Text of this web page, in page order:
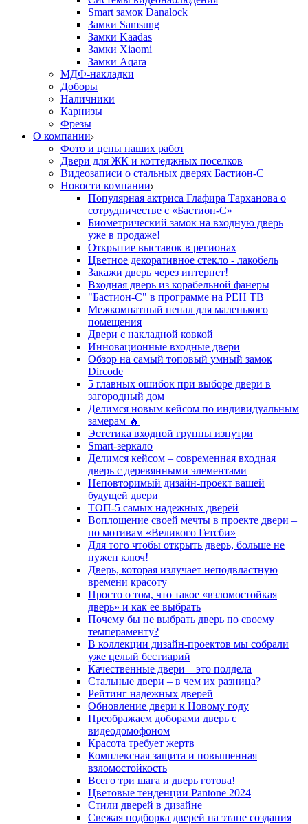
Smart замок Danalock
Замки Samsung
Замки Kaadas
Замки Xiaomi
Замки Aqara
МДФ-накладки
Доборы
Наличники
Карнизы
Фрезы
О компании
Фото и цены наших работ
Двери для ЖК и коттеджных поселков
Видеозаписи о стальных дверях Бастион-С
Новости компании
Популярная актриса Глафира Тарханова о
сотрудничестве с «Бастион-С»
Биометрический замок на входную дверь
уже в продаже!
Открытие выставок в регионах
Цветное декоративное стекло - лакобель
Закажи дверь через интернет!
Входная дверь из корабельной фанеры
"Бастион-С" в программе на РЕН ТВ
Межкомнатный пенал для маленького
помещения
Двери с накладной ковкой
Инновационные входные двери
Обзор на самый топовый умный замок
Dircode
5 главных ошибок при выборе двери в
загородный дом
Делимся новым кейсом по индивидуальным
замерам 🔥
Эстетика входной группы изнутри
Smart-зеркало
Делимся кейсом – современная входная
дверь с деревянными элементами
Неповторимый дизайн-проект вашей
будущей двери
ТОП-5 самых надежных дверей
Воплощение своей мечты в проекте двери –
по мотивам «Великого Гетсби»
Для того чтобы открыть дверь, больше не
нужен ключ!
Дверь, которая излучает неподвластную
времени красоту
Просто о том, что такое «взломостойкая
дверь» и как ее выбрать
Почему бы не выбрать дверь по своему
темпераменту?
В коллекции дизайн-проектов мы собрали
уже целый бестиарий
Качественные двери – это полдела
Стальные двери – в чем их разница?
Рейтинг надежных дверей
Обновление двери к Новому году
Преображаем доборами дверь с
видеодомофоном
Красота требует жертв
Комплексная защита и повышенная
взломостойкость
Всего три шага и дверь готова!
Цветовые тенденции Pantone 2024
Стили дверей в дизайне
Свежая подборка дверей на этапе создания